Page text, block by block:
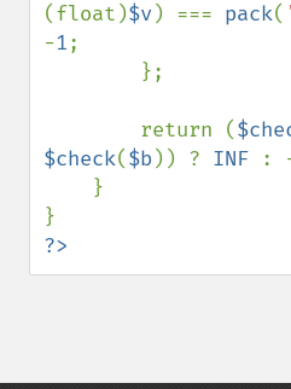
(float)$v) === pack(
-1;
        return (
$check($b)) ? INF :
?>